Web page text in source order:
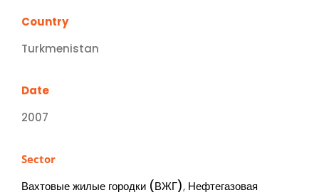
Country
Turkmenistan
Date
2007
Sector
Вахтовые жилые городки (ВЖГ), Нефтегазовая